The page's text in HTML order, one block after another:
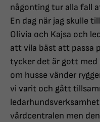
någonting tur alla fall
En dag när jag skulle
Olivia och Kajsa och
att vila bäst att passa
tycker det är gott med
om husse vänder
vi varit och gått
vårdcentralen men